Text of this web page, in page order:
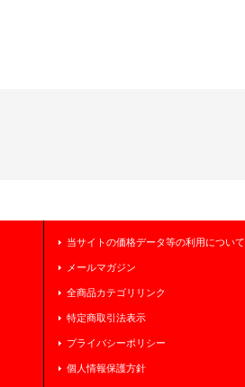
当サイトの価格データ等の利用について
メールマガジン
全商品カテゴリリンク
特定商取引法表示
プライバシーポリシー
個人情報保護方針